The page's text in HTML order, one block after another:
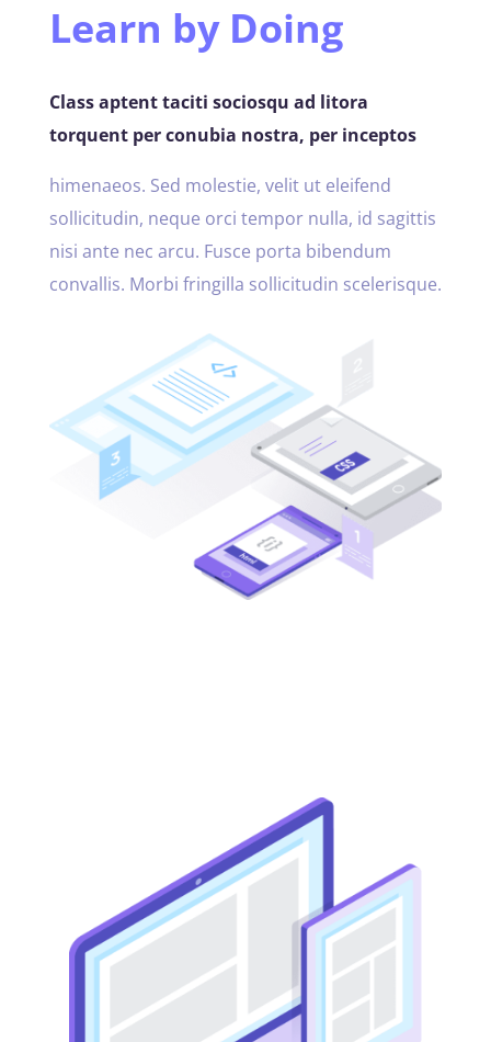
Learn by Doing
Class aptent taciti sociosqu ad litora
torquent per conubia nostra, per inceptos
himenaeos. Sed molestie, velit ut eleifend
sollicitudin, neque orci tempor nulla, id sagittis
nisi ante nec arcu. Fusce porta bibendum
convallis. Morbi fringilla sollicitudin scelerisque.